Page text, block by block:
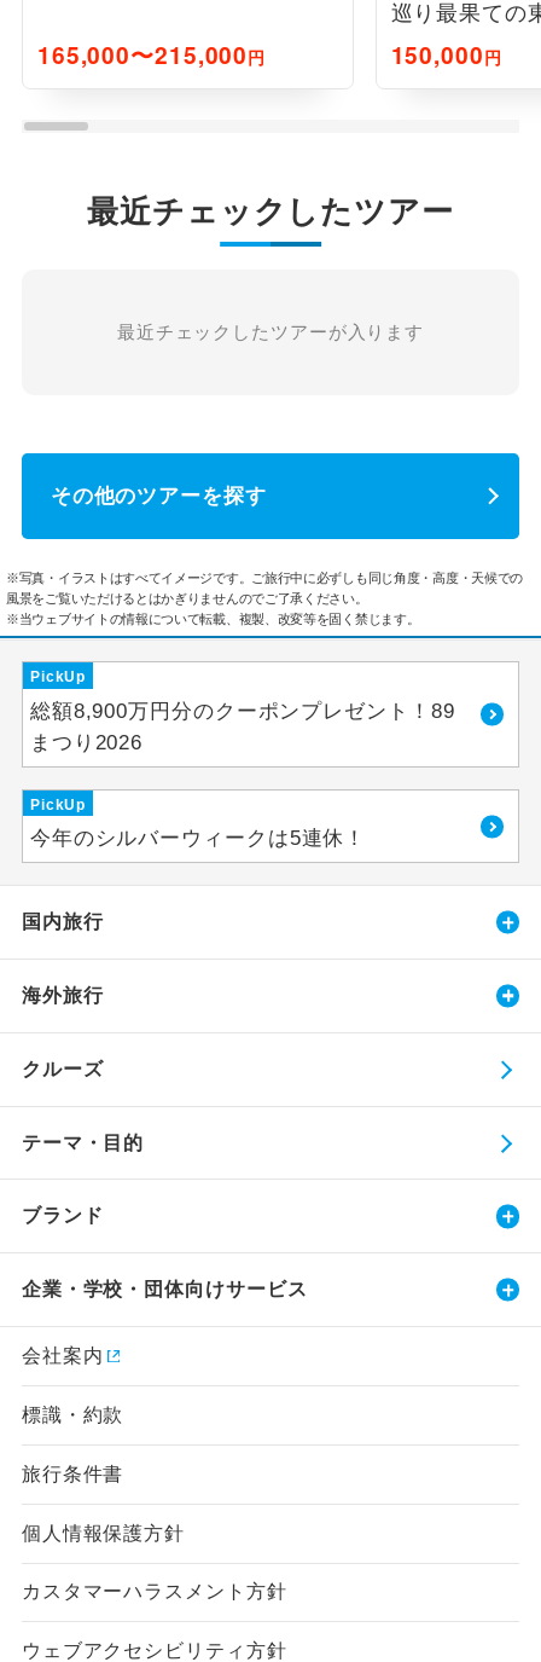
165,000〜215,000円
巡り最果ての
150,000円
最近チェックしたツアー
最近チェックしたツアーが入ります
その他のツアーを探す
※写真・イラストはすべてイメージです。ご旅行中に必ずしも同じ角度・高度・天候での
風景をご覧いただけるとはかぎりませんのでご了承ください。
※当ウェブサイトの情報について転載、複製、改変等を固く禁じます。
PickUp
総額8,900万円分のクーポンプレゼント！89
まつり2026
PickUp
今年のシルバーウィークは5連休！
国内旅行
海外旅行
クルーズ
テーマ・目的
ブランド
企業・学校・団体向けサービス
会社案内
標識・約款
旅行条件書
個人情報保護方針
カスタマーハラスメント方針
ウェブアクセシビリティ方針